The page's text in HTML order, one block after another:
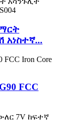
አነስተኛ...
FCC